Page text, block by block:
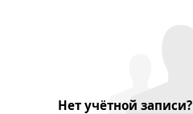
Нет учётной записи?